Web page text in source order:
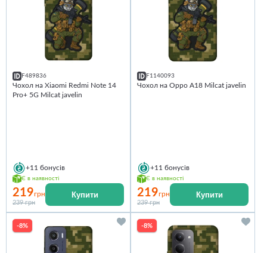
F489836
Чохол на Xiaomi Redmi Note 14
Pro+ 5G Milcat javelin
+11 бонусів
Є в наявності
219грн
239 грн
Купити
F1140093
Чохол на Oppo A18 Milcat javelin
+11 бонусів
Є в наявності
219грн
239 грн
Купити
-8% -8%